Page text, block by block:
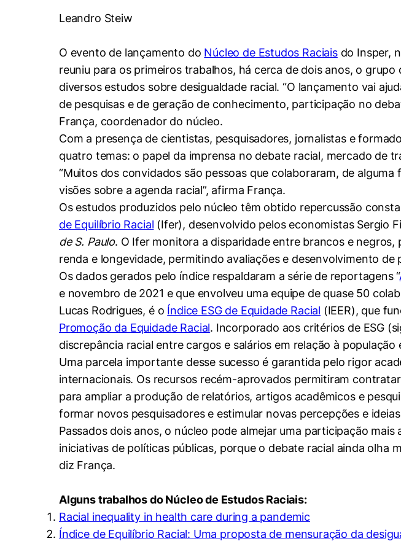
Hub de Inovação e
Women in Action
Trabalhe conosco
Sala de Imprensa
Repositório Institucional
Pesquisa na Graduação
Seminários Acadêmicos
Comitê de Ética em
Pesquisa
Instagram
Linkedin
Leandro Steiw
O evento de lançamento do Núcleo de Estudos Raciaisdo Insper,
reuniu para os primeiros trabalhos, há cerca de dois anos, o
diversos estudos sobre desigualdade racial. “O lançamento vai
de pesquisas e de geração de conhecimento, participação no
França, coordenador do núcleo.
Com a presença de cientistas, pesquisadores, jornalistas e
quatro temas: o papel da imprensa no debate racial, mercado de
“Muitos dos convidados são pessoas que colaboraram, de
visões sobre a agenda racial”, afirma França.
Os estudos produzidos pelo núcleo têm obtido repercussão
de Equilíbrio Racial (Ifer), desenvolvido pelos economistas Sergio
de S. Paulo. O Ifer monitora a disparidade entre brancos e
renda e longevidade, permitindo avaliações e desenvolvimento
Os dados gerados pelo índice respaldaram a série de reportagens “
e novembro de 2021 e que envolveu uma equipe de quase 50
Lucas Rodrigues, é o Índice ESG de Equidade Racial (IEER), que
Promoção da Equidade Racial. Incorporado aos critérios de ESG
discrepância racial entre cargos e salários em relação à
Uma parcela importante desse sucesso é garantida pelo rigor
internacionais. Os recursos recém-aprovados permitiram
para ampliar a produção de relatórios, artigos acadêmicos e
formar novos pesquisadores e estimular novas percepções e
Passados dois anos, o núcleo pode almejar uma participação
iniciativas de políticas públicas, porque o debate racial ainda olha
diz França.
Alguns trabalhos do Núcleo de Estudos Raciais:
Racial inequality in health care during a pandemic
Índice de Equilíbrio Racial: Uma proposta de mensuração da
Cookies estritamente necessários